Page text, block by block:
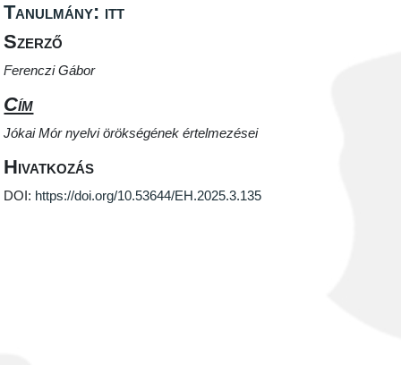
Tanulmány: itt
Szerző
Ferenczi Gábor
Cím
Jókai Mór nyelvi örökségének értelmezései
Hivatkozás
DOI: https://doi.org/10.53644/EH.2025.3.135